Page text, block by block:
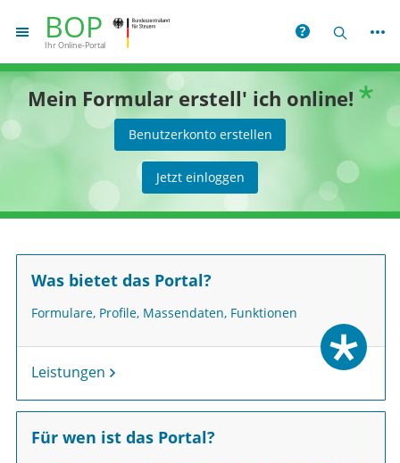
Sie befinden sich auf der Startseite zu
BOP
Ihr Online-Portal
Hilfe Suche
Mein Formular erstell' ich online!
grüner Stern
Benutzerkonto erstellen
Jetzt einloggen
Was bietet das Portal?
Formulare, Profile, Massendaten, Funktionen
Leistungen
Für wen ist das Portal?